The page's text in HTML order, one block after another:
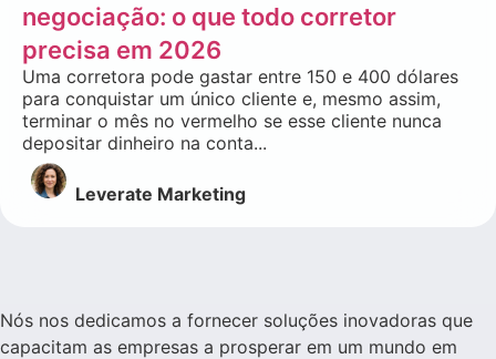
negociação: o que todo corretor
precisa em 2026
Uma corretora pode gastar entre 150 e 400 dólares
para conquistar um único cliente e, mesmo assim,
terminar o mês no vermelho se esse cliente nunca
depositar dinheiro na conta...
Leverate Marketing
Nós nos dedicamos a fornecer soluções inovadoras que
capacitam as empresas a prosperar em um mundo em